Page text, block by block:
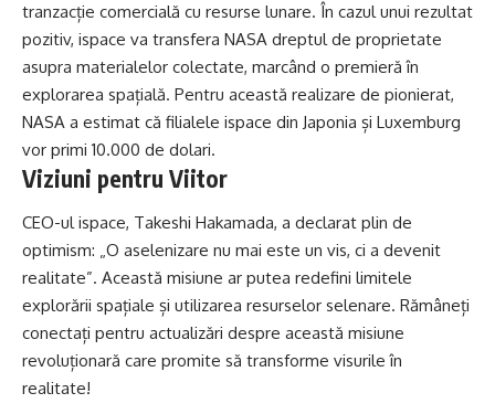
tranzacție comercială cu resurse lunare. În cazul unui rezultat
pozitiv, ispace va transfera NASA dreptul de proprietate
asupra materialelor colectate, marcând o premieră în
explorarea spațială. Pentru această realizare de pionierat,
NASA a estimat că filialele ispace din Japonia și Luxemburg
vor primi 10.000 de dolari.
Viziuni pentru Viitor
CEO-ul ispace, Takeshi Hakamada, a declarat plin de
optimism: „O aselenizare nu mai este un vis, ci a devenit
realitate”. Această misiune ar putea redefini limitele
explorării spațiale și utilizarea resurselor selenare. Rămâneți
conectați pentru actualizări despre această misiune
revoluționară care promite să transforme visurile în
realitate!